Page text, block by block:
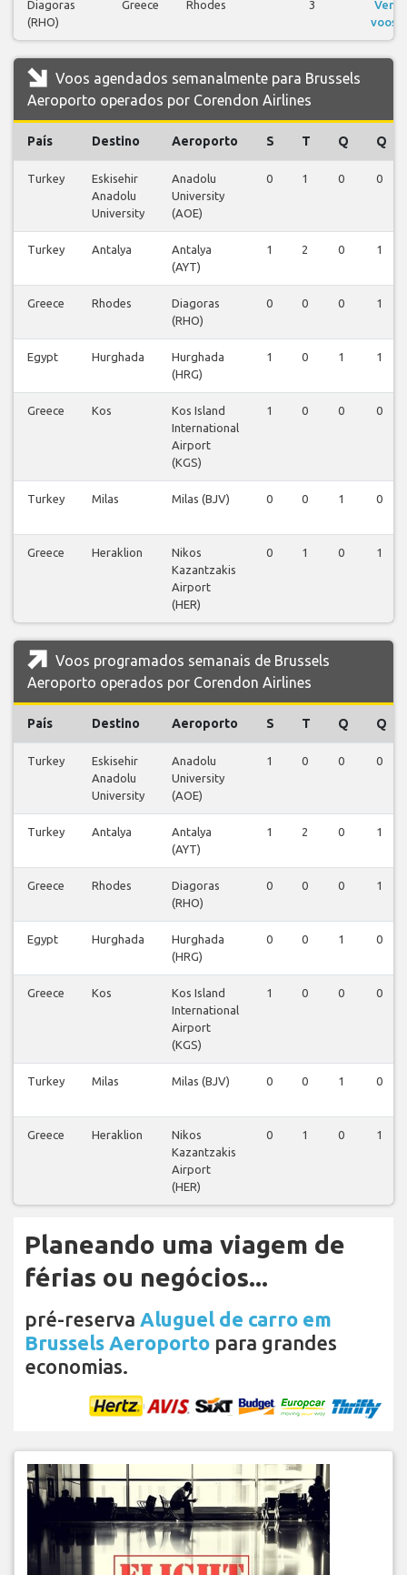
Diagoras
(RHO)
Greece Rhodes 3
Ver
voos
Voos agendados semanalmente para Brussels
Aeroporto operados por Corendon Airlines
País Destino Aeroporto S T Q Q
Turkey
Eskisehir
Anadolu
University
Anadolu
University
(AOE)
0 1 0 0
Turkey Antalya
Antalya
(AYT)
1 2 0 1
Greece Rhodes
Diagoras
(RHO)
0 0 0 1
Egypt Hurghada
Hurghada
(HRG)
1 0 1 1
Greece Kos
Kos Island
International
Airport
(KGS)
1 0 0 0
Turkey Milas Milas (BJV) 0 0 1 0
Greece Heraklion
Nikos
Kazantzakis
Airport
(HER)
0 1 0 1
Voos programados semanais de Brussels
Aeroporto operados por Corendon Airlines
País Destino Aeroporto S T Q Q
Turkey
Eskisehir
Anadolu
University
Anadolu
University
(AOE)
1 0 0 0
Turkey Antalya
Antalya
(AYT)
1 2 0 1
Greece Rhodes
Diagoras
(RHO)
0 0 0 1
Egypt Hurghada
Hurghada
(HRG)
0 0 1 0
Greece Kos
Kos Island
International
Airport
(KGS)
1 0 0 0
Turkey Milas Milas (BJV) 0 0 1 0
Greece Heraklion
Nikos
Kazantzakis
Airport
(HER)
0 1 0 1
Planeando uma viagem de
férias ou negócios...
pré-reserva Aluguel de carro em
Brussels Aeroporto para grandes
economias.